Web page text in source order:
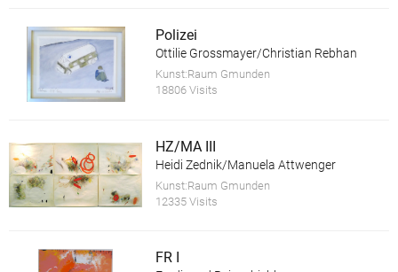
Polizei
Ottilie Grossmayer/Christian Rebhan
Kunst:Raum Gmunden
18806 Visits
HZ/MA III
Heidi Zednik/Manuela Attwenger
Kunst:Raum Gmunden
12335 Visits
FR I